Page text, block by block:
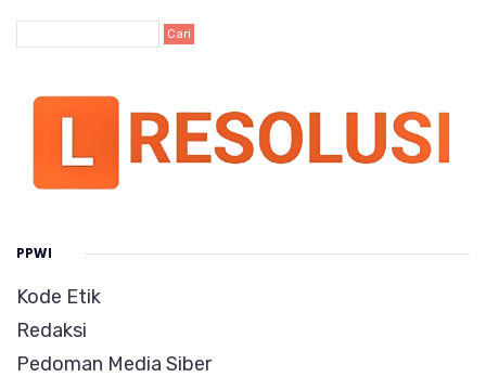
PPWI
Kode Etik
Redaksi
Pedoman Media Siber